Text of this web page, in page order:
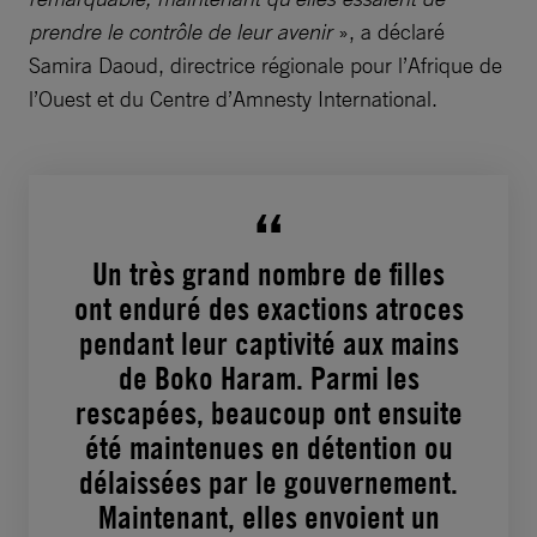
prendre le contrôle de leur avenir », a déclaré
Samira Daoud, directrice régionale pour l’Afrique de
l’Ouest et du Centre d’Amnesty International.
Un très grand nombre de filles
ont enduré des exactions atroces
pendant leur captivité aux mains
de Boko Haram. Parmi les
rescapées, beaucoup ont ensuite
été maintenues en détention ou
délaissées par le gouvernement.
Maintenant, elles envoient un